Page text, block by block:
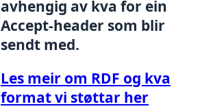
avhengig av kva for ein
Accept-header som blir
sendt med.
Les meir om RDF og kva
format vi støttar her